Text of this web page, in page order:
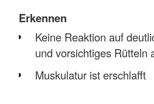
Erkennen
Keine Reaktion auf
und vorsichtiges Rütteln
Muskulatur ist erschlafft